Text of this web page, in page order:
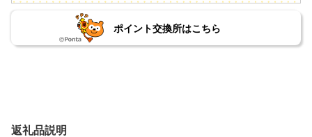
ポイント交換所はこちら
返礼品説明